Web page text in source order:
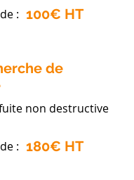
: 100€ HT
de
non destructive
: 180€ HT